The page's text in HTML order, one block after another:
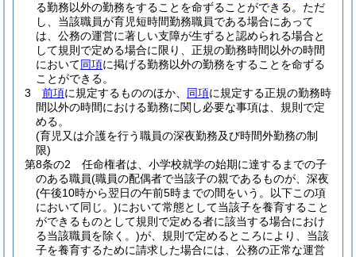
る勤務以外の勤務をすることを命ずることができる。 ただ
し、当該職員が育児短時間勤務職員である場合にあって
は、公務の運営に著しい支障が生ずると認められる場合と
して規則で定める場合に限り、正規の勤務時間以外の時間
において同項に掲げる勤務以外の勤務をすることを命ずる
ことができる。
3
前項に規定するもののほか、 同項に規定する正規の勤務時
間以外の時間における勤務に関し必要な事項は、規則で定
める。
(育児又は介護を行う職員の深夜勤務及び時間外勤務の制
限)
第8条の2
任命権者は、小学校就学の始期に達するまでの子
のある職員(職員の配偶者で当該子の親であるものが、深夜
(午後10時から翌日の午前5時までの間をいう。以下この項
において同じ。)において常態として当該子を養育すること
ができるものとして規則で定める者に該当する場合におけ
る当該職員を除く。)が、規則で定めるところにより、当該
子を養育するために請求した場合には、公務の正常な運営